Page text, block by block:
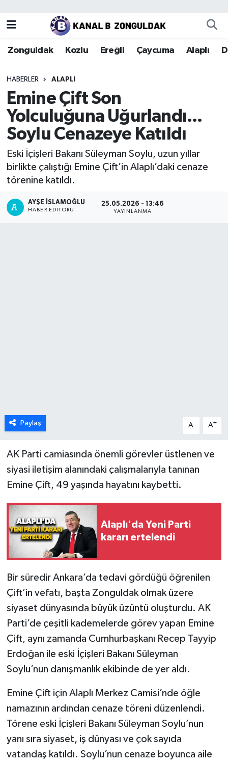
Zonguldak Kozlu Ereğli Çaycuma Alaplı
HABERLER ALAPLI
Emine Çift Son
Yolculuğuna Uğurlandı...
Soylu Cenazeye Katıldı
Eski İçişleri Bakanı Süleyman Soylu, uzun yıllar
birlikte çalıştığı Emine Çift’in Alaplı’daki cenaze
törenine katıldı.
AYŞE İSLAMOĞLU
HABER EDITÖRÜ
25.05.2026 - 13:46
YAYINLANMA
Paylaş A- A+
AK Parti camiasında önemli görevler üstlenen ve
siyasi iletişim alanındaki çalışmalarıyla tanınan
Emine Çift, 49 yaşında hayatını kaybetti.
Alaplı'da Yeni Parti
kararı ertelendi
Bir süredir Ankara’da tedavi gördüğü öğrenilen
Çift’in vefatı, başta Zonguldak olmak üzere
siyaset dünyasında büyük üzüntü oluşturdu. AK
Parti’de çeşitli kademelerde görev yapan Emine
Çift, aynı zamanda Cumhurbaşkanı Recep Tayyip
Erdoğan ile eski İçişleri Bakanı Süleyman
Soylu’nun danışmanlık ekibinde de yer aldı.
Emine Çift için Alaplı Merkez Camisi’nde öğle
namazının ardından cenaze töreni düzenlendi.
Törene eski İçişleri Bakanı Süleyman Soylu’nun
yanı sıra siyaset, iş dünyası ve çok sayıda
vatandaş katıldı. Soylu’nun cenaze boyunca aile
Zonguldak
Kozlu
Ereğli
Çaycuma
Alaplı
Devrek
Zonguldak Nöbetçi Eczaneler
Zonguldak Hava Durumu
Zonguldak Trafik Yoğunluk Haritası
Puan Durumu ve Fikstür
Tüm Manşetler
Son Dakika Haberleri